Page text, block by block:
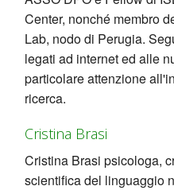
Center, nonché membro
Lab, nodo di Perugia.
legati ad internet ed alle
particolare attenzione
ricerca.
Cristina Brasi
Cristina Brasi psicologa,
scientifica del linguaggio